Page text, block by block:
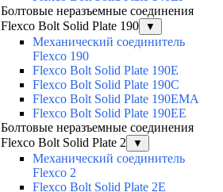
Болтовые неразъемные соединения
Flexco Bolt Solid Plate 190
▼
Механический соединитель
Flexco 190
Flexco Bolt Solid Plate 190E
Flexco Bolt Solid Plate 190C
Flexco Bolt Solid Plate 190EMA
Flexco Bolt Solid Plate 190EE
Болтовые неразъемные соединения
Flexco Bolt Solid Plate 2
▼
Механический соединитель
Flexco 2
Flexco Bolt Solid Plate 2E